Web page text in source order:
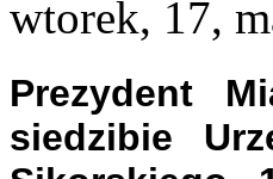
wtorek, 17,
Prezydent
siedzibie